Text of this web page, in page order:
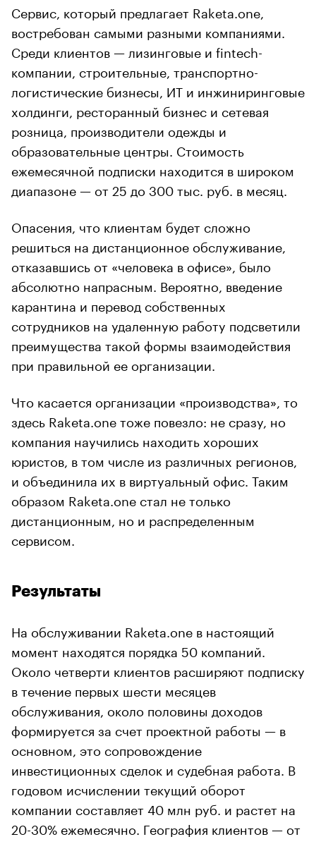
Сервис, который предлагает Raketa.one,
востребован самыми разными компаниями.
Среди клиентов — лизинговые и fintech-
компании, строительные, транспортно-
логистические бизнесы, ИТ и инжиниринговые
холдинги, ресторанный бизнес и сетевая
розница, производители одежды и
образовательные центры. Стоимость
ежемесячной подписки находится в широком
диапазоне — от 25 до 300 тыс. руб. в месяц.
Опасения, что клиентам будет сложно
решиться на дистанционное обслуживание,
отказавшись от «человека в офисе», было
абсолютно напрасным. Вероятно, введение
карантина и перевод собственных
сотрудников на удаленную работу подсветили
преимущества такой формы взаимодействия
при правильной ее организации.
Что касается организации «производства», то
здесь Raketa.one тоже повезло: не сразу, но
компания научились находить хороших
юристов, в том числе из различных регионов,
и объединила их в виртуальный офис. Таким
образом Raketa.one стал не только
дистанционным, но и распределенным
сервисом.
Результаты
На обслуживании Raketa.one в настоящий
момент находятся порядка 50 компаний.
Около четверти клиентов расширяют подписку
в течение первых шести месяцев
обслуживания, около половины доходов
формируется за счет проектной работы — в
основном, это сопровождение
инвестиционных сделок и судебная работа. В
годовом исчислении текущий оборот
компании составляет 40 млн руб. и растет на
20-30% ежемесячно. География клиентов — от